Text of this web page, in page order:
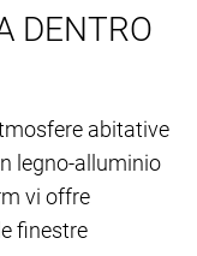
DENTRO
abitative
legno-alluminio
vi offre
finestre